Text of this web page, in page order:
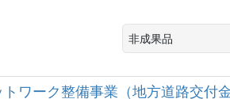
非成果品
ワーク整備事業（地方道路交付